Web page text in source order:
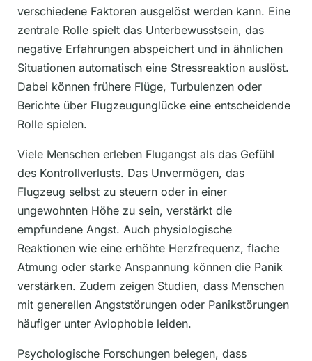
verschiedene Faktoren ausgelöst werden kann. Eine
zentrale Rolle spielt das Unterbewusstsein, das
negative Erfahrungen abspeichert und in ähnlichen
Situationen automatisch eine Stressreaktion auslöst.
Dabei können frühere Flüge, Turbulenzen oder
Berichte über Flugzeugunglücke eine entscheidende
Rolle spielen.
Viele Menschen erleben Flugangst als das Gefühl
des Kontrollverlusts. Das Unvermögen, das
Flugzeug selbst zu steuern oder in einer
ungewohnten Höhe zu sein, verstärkt die
empfundene Angst. Auch physiologische
Reaktionen wie eine erhöhte Herzfrequenz, flache
Atmung oder starke Anspannung können die Panik
verstärken. Zudem zeigen Studien, dass Menschen
mit generellen Angststörungen oder Panikstörungen
häufiger unter Aviophobie leiden.
Psychologische Forschungen belegen, dass